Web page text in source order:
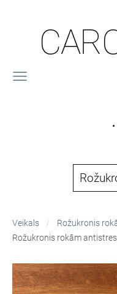
Veikals
Rožukronis
Rožukronis rokām